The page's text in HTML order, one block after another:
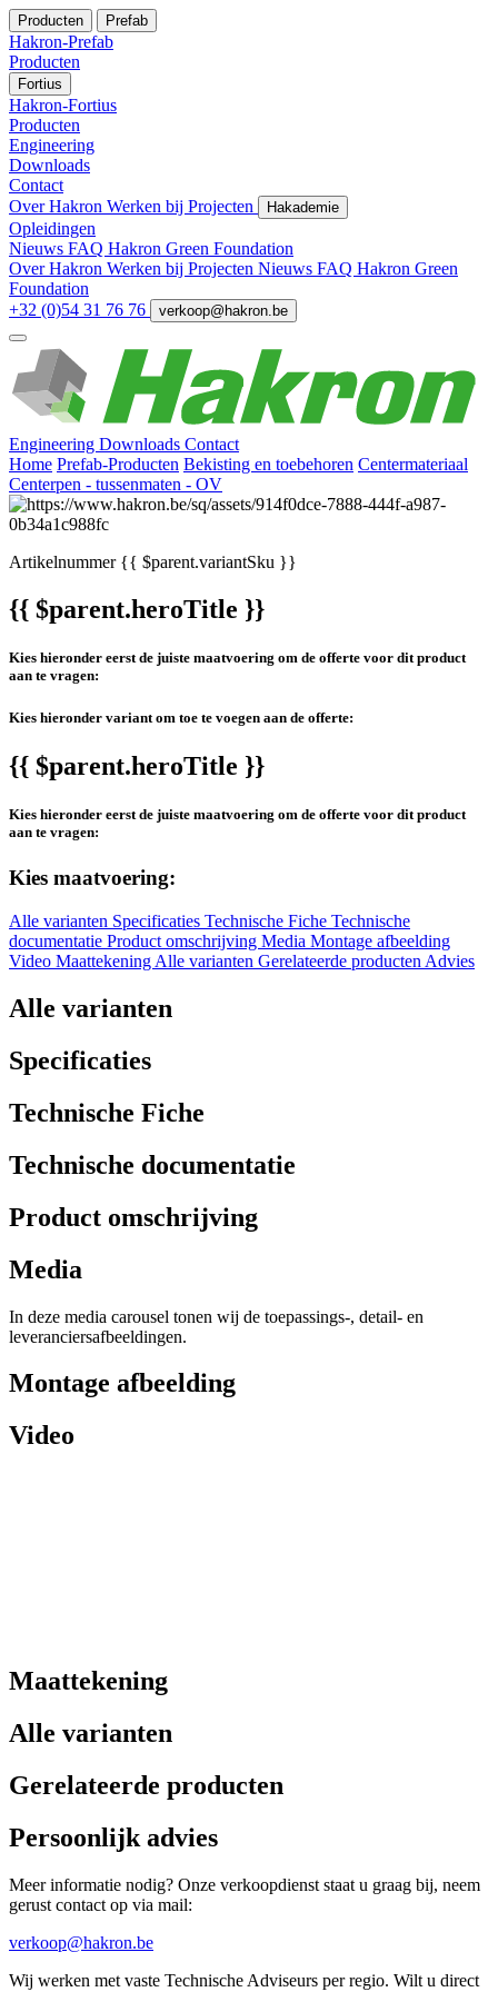
Producten Prefab
Hakron-Prefab
Producten
Fortius
Hakron-Fortius
Producten
Engineering
Downloads
Contact
Over Hakron Werken bij Projecten Hakademie
Opleidingen
Nieuws FAQ Hakron Green Foundation
Over Hakron Werken bij Projecten Nieuws FAQ Hakron Green
Foundation
+32 (0)54 31 76 76
verkoop@hakron.be
Engineering Downloads Contact
Home Prefab-Producten Bekisting en toebehoren Centermateriaal
Centerpen - tussenmaten - OV
Artikelnummer{{ $parent.variantSku }}
{{ $parent.heroTitle }}
Kies hieronder eerst de juiste maatvoering om de offerte voor dit product
aan te vragen:
Kies hieronder variant om toe te voegen aan de offerte:
{{ $parent.heroTitle }}
Kies hieronder eerst de juiste maatvoering om de offerte voor dit product
aan te vragen:
Kies maatvoering:
Alle varianten Specificaties Technische Fiche Technische
documentatie Product omschrijving Media Montage afbeelding
Video Maattekening Alle varianten Gerelateerde producten Advies
Alle varianten
Specificaties
Technische Fiche
Technische documentatie
Product omschrijving
Media
In deze media carousel tonen wij de toepassings-, detail- en
leveranciersafbeeldingen.
Montage afbeelding
Video
Maattekening
Alle varianten
Gerelateerde producten
Persoonlijk advies
Meer informatie nodig? Onze verkoopdienst staat u graag bij, neem
gerust contact op via mail:
verkoop@hakron.be
Wij werken met vaste Technische Adviseurs per regio. Wilt u direct